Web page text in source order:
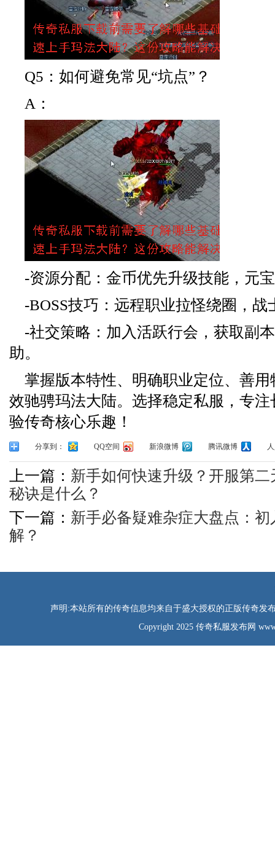
Q5：如何避免常见“坑点”？
A：
-资源分配：金币优先升级技能，元
-BOSS技巧：远程职业拉怪绕圈，战
-社交策略：加入活跃行会，获取副
助。
掌握版本特性、明确职业定位、善
效驰骋玛法大陆。选择稳定私服，专
验传奇核心乐趣！
分享到： QQ空间 新浪微博 腾讯微博
上一篇： 新手如何快速升级？开服第
秘诀是什么？
下一篇： 新手必备疑难杂症大盘点：
解？
声明:本站所有的传奇信息均来自于盛大授权的正版传奇发
Copyright 2025 传奇私服发布网